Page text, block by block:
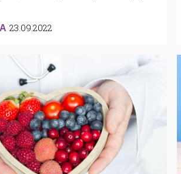
23.09.2022